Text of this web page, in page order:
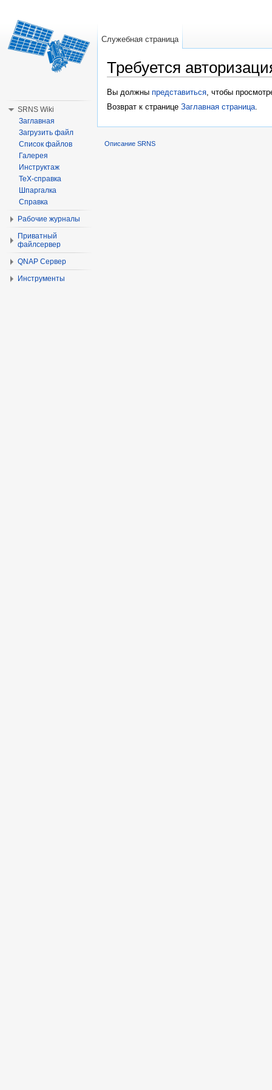
Требуется
Вы должны представиться, чтобы
Возврат к странице Заглавная страница.
Служебная страница
SRNS Wiki
Заглавная
Загрузить файл
Список файлов
Галерея
Инструктаж
TeX-справка
Шпаргалка
Справка
Рабочие журналы
Приватный
файлсервер
QNAP Сервер
Инструменты
Описание SRNS